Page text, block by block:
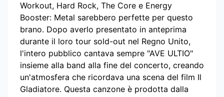
Workout, Hard Rock, The Core e Energy
Booster: Metal sarebbero perfette per questo
brano. Dopo averlo presentato in anteprima
durante il loro tour sold-out nel Regno Unito,
l'intero pubblico cantava sempre "AVE ULTIO"
insieme alla band alla fine del concerto, creando
un'atmosfera che ricordava una scena del film Il
Gladiatore. Questa canzone è prodotta dalla